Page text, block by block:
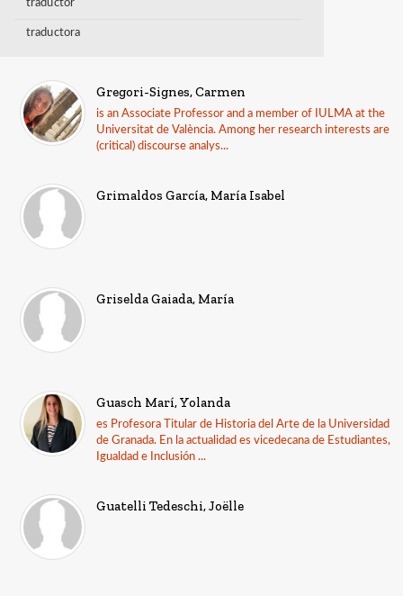
traductor
traductora
Gregori-Signes, Carmen
is an Associate Professor and a member of IULMA at the
Universitat de València. Among her research interests are
(critical) discourse analys...
Grimaldos García, María Isabel
Griselda Gaiada, María
Guasch Marí, Yolanda
es Profesora Titular de Historia del Arte de la Universidad
de Granada. En la actualidad es vicedecana de Estudiantes,
Igualdad e Inclusión ...
Guatelli Tedeschi, Joëlle